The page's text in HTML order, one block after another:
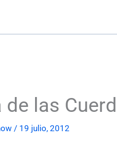
de las
/ 19 julio, 2012